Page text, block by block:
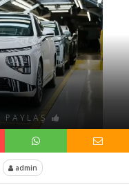
PAYLAŞ
admin